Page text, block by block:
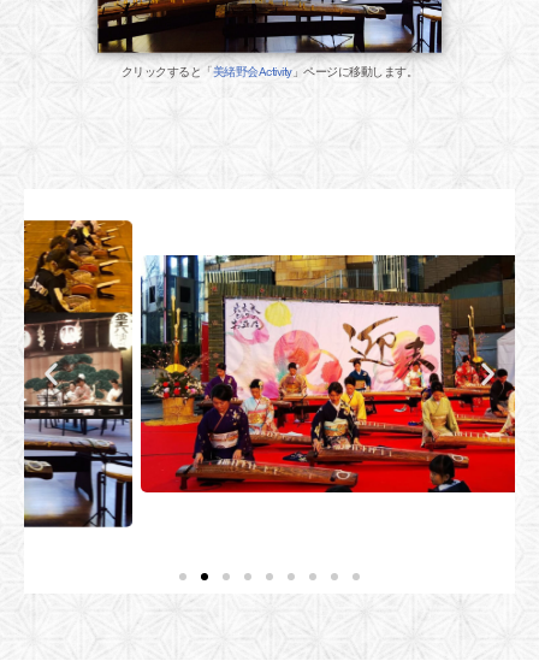
クリックすると「美緒野会Activity」ページに移動します。